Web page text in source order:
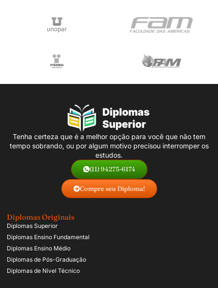
Tenha certeza que é a melhor opção para você que não tem
tempo sobrando, ou por algum motivo precisou interromper os
estudos.
(11) 94275-6174
Compre seu Diploma!
Diplomas Originais
Diplomas Superior
Diplomas Ensino Fundamental
Diplomas Ensino Médio
Diplomas de Pós-Graduação
Diplomas de Nível Técnico